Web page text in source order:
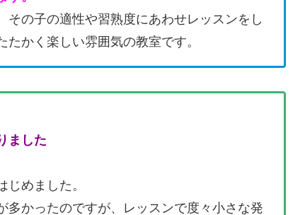
の子の適性や習熟度にあわせレッスンをし
かく楽しい雰囲気の教室です。
ました
めました。
多かったのですが、レッスンで度々小さな発